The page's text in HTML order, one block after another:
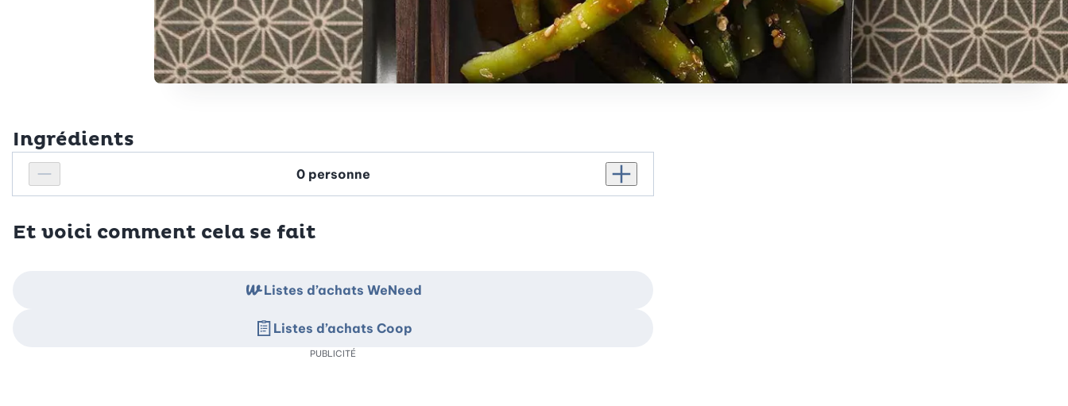
Ingrédients
Réduire le nombre de personnes
Personnes Augmenter le nombre de personnes
Et voici comment cela se fait
Listes d’achats WeNeed
Listes d’achats Coop
PUBLICITÉ